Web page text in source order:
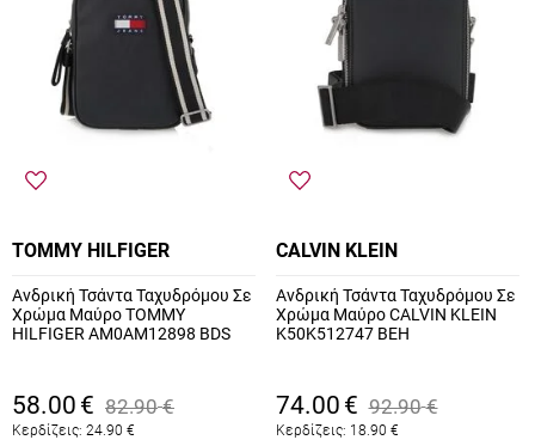
TOMMY HILFIGER
Ανδρική Τσάντα Ταχυδρόμου Σε
Χρώμα Μαύρο TOMMY
HILFIGER AM0AM12898 BDS
58.00 € 82.90 €
Κερδίζεις: 24.90 €
CALVIN KLEIN
Ανδρική Τσάντα Ταχυδρόμου Σε
Χρώμα Μαύρο CALVIN KLEIN
K50K512747 BEH
74.00 € 92.90 €
Κερδίζεις: 18.90 €